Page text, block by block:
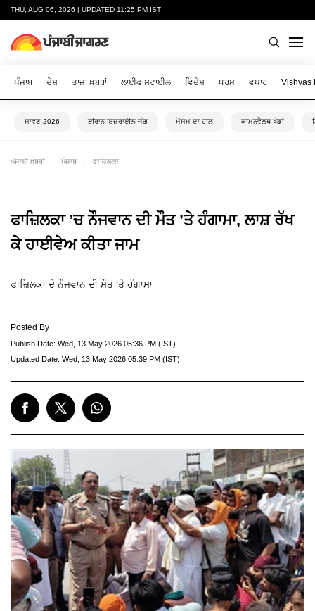
THU, AUG 06, 2026 | UPDATED 11:25 PM IST
ਪੰਜਾਬ ਦੇਸ਼ ਤਾਜ਼ਾ ਖ਼ਬਰਾਂ ਲਾਈਫ ਸਟਾਈਲ ਵਿਦੇਸ਼ ਧਰਮ ਵਪਾਰ Vishvas
ਸਾਵਣ 2026 ਈਰਾਨ-ਇਜ਼ਰਾਈਲ ਜੰਗ ਮੌਸਮ ਦਾ ਹਾਲ ਕਾਮਨਵੈਲਥ ਖੇਡਾਂ
ਪੰਜਾਬੀ ਖ਼ਬਰਾਂ ਪੰਜਾਬ ਫਾਜ਼ਿਲਕਾ
ਫਾਜ਼ਿਲਕਾ ’ਚ ਨੌਜਵਾਨ ਦੀ ਮੌਤ ’ਤੇ ਹੰਗਾਮਾ, ਲਾਸ਼ ਰੱਖ
ਕੇ ਹਾਈਵੇਅ ਕੀਤਾ ਜਾਮ
ਫਾਜ਼ਿਲਕਾ ਦੇ ਨੌਜਵਾਨ ਦੀ ਮੌਤ ‘ਤੇ ਹੰਗਾਮਾ
Posted By
Publish Date: Wed, 13 May 2026 05:36 PM (IST)
Updated Date: Wed, 13 May 2026 05:39 PM (IST)